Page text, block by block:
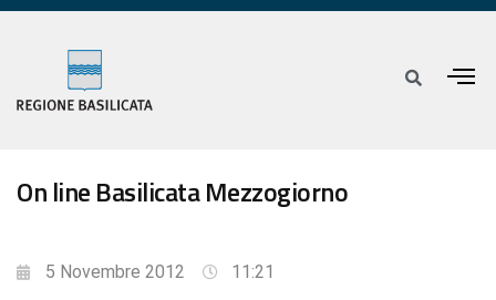
On line Basilicata Mezzogiorno
5 Novembre 2012 11:21